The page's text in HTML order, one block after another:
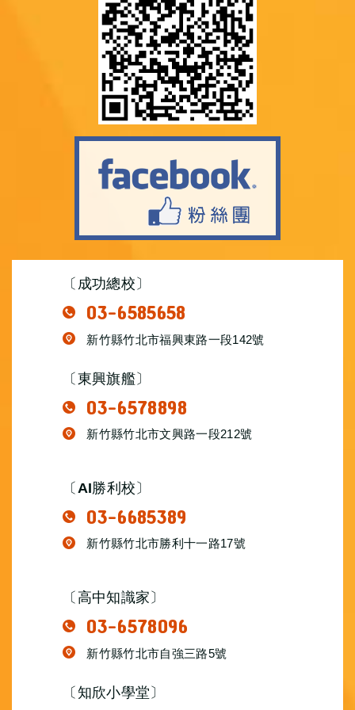
〔成功總校〕
03-6585658
新竹縣竹北市福興東路一段142號
〔東興旗艦〕
03-6578898
新竹縣竹北市文興路一段212號
〔AI勝利校〕
03-6685389
新竹縣竹北市勝利十一路17號
〔高中知識家〕
03-6578096
新竹縣竹北市自強三路5號
〔知欣小學堂〕